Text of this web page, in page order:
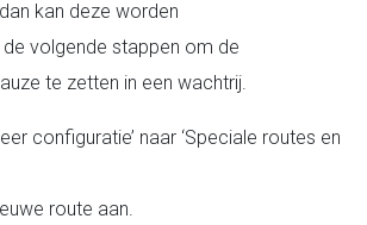
kan deze worden
volgende stappen om de
te zetten in een wachtrij.
configuratie’ naar ‘Speciale routes en
route aan.